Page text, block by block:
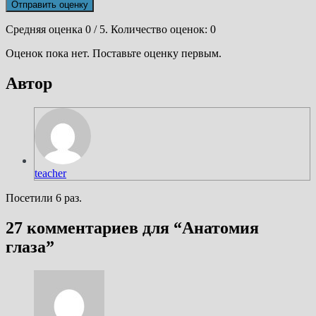
Отправить оценку
Средняя оценка 0 / 5. Количество оценок: 0
Оценок пока нет. Поставьте оценку первым.
Автор
teacher
Посетили 6 раз.
27 комментариев для “Анатомия
глаза”